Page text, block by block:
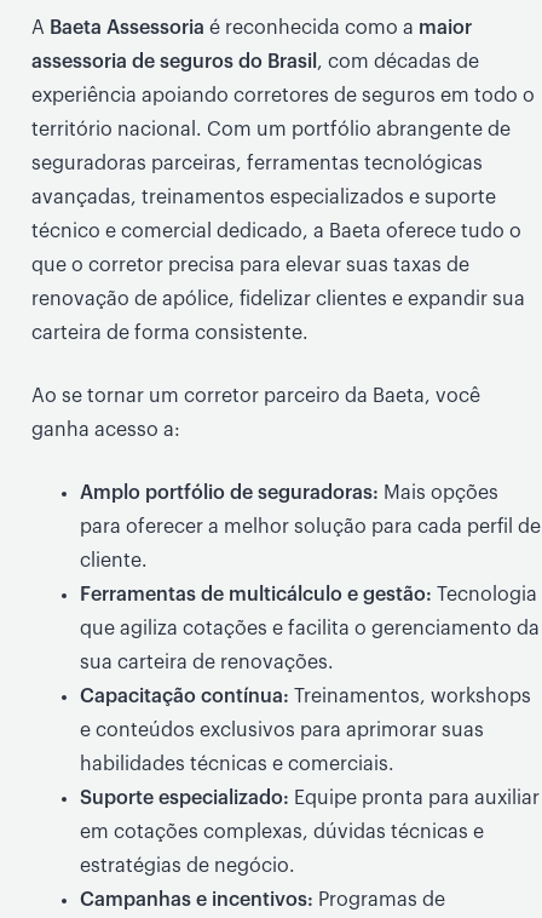
A Baeta Assessoria é reconhecida como a maior
assessoria de seguros do Brasil , com décadas de
experiência apoiando corretores de seguros em todo o
território nacional. Com um portfólio abrangente de
seguradoras parceiras, ferramentas tecnológicas
avançadas, treinamentos especializados e suporte
técnico e comercial dedicado, a Baeta oferece tudo o
que o corretor precisa para elevar suas taxas de
renovação de apólice, fidelizar clientes e expandir sua
carteira de forma consistente.
Ao se tornar um corretor parceiro da Baeta, você
ganha acesso a:
Amplo portfólio de seguradoras: Mais opções
para oferecer a melhor solução para cada perfil de
cliente.
Ferramentas de multicálculo e gestão: Tecnologia
que agiliza cotações e facilita o gerenciamento da
sua carteira de renovações.
Capacitação contínua: Treinamentos, workshops
e conteúdos exclusivos para aprimorar suas
habilidades técnicas e comerciais.
Suporte especializado: Equipe pronta para auxiliar
em cotações complexas, dúvidas técnicas e
estratégias de negócio.
Campanhas e incentivos: Programas de